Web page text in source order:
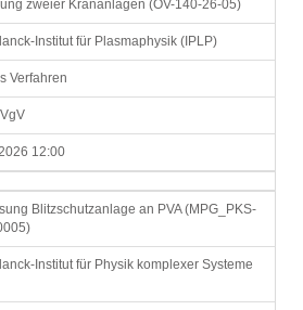
zweier Krananlagen (OV-140-26-05)
Institut für Plasmaphysik (IPLP)
Verfahren
12:00
Blitzschutzanlage an PVA (MPG_PKS-
Institut für Physik komplexer Systeme